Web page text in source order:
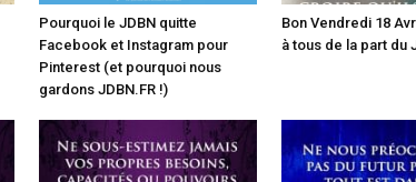
Pourquoi le JDBN quitte
Facebook et Instagram pour
Pinterest (et pourquoi nous
gardons JDBN.FR !)
Bon Vendredi 18
à tous de la part du